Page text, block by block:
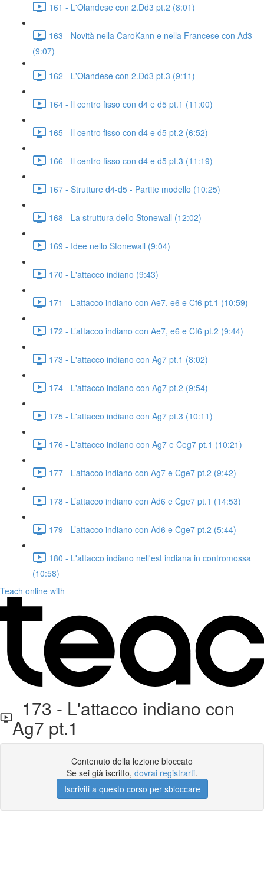
161 - L'Olandese con 2.Dd3 pt.2 (8:01)
163 - Novità nella CaroKann e nella Francese con Ad3
(9:07)
162 - L'Olandese con 2.Dd3 pt.3 (9:11)
164 - Il centro fisso con d4 e d5 pt.1 (11:00)
165 - Il centro fisso con d4 e d5 pt.2 (6:52)
166 - Il centro fisso con d4 e d5 pt.3 (11:19)
167 - Strutture d4-d5 - Partite modello (10:25)
168 - La struttura dello Stonewall (12:02)
169 - Idee nello Stonewall (9:04)
170 - L'attacco indiano (9:43)
171 - L’attacco indiano con Ae7, e6 e Cf6 pt.1 (10:59)
172 - L’attacco indiano con Ae7, e6 e Cf6 pt.2 (9:44)
173 - L'attacco indiano con Ag7 pt.1 (8:02)
174 - L'attacco indiano con Ag7 pt.2 (9:54)
175 - L'attacco indiano con Ag7 pt.3 (10:11)
176 - L'attacco indiano con Ag7 e Ceg7 pt.1 (10:21)
177 - L’attacco indiano con Ag7 e Cge7 pt.2 (9:42)
178 - L’attacco indiano con Ad6 e Cge7 pt.1 (14:53)
179 - L’attacco indiano con Ad6 e Cge7 pt.2 (5:44)
180 - L'attacco indiano nell'est indiana in contromossa
(10:58)
Teach online with
173 - L'attacco indiano con
Ag7 pt.1
Contenuto della lezione bloccato
Se sei già iscritto, dovrai registrarti.
Iscriviti a questo corso per sbloccare